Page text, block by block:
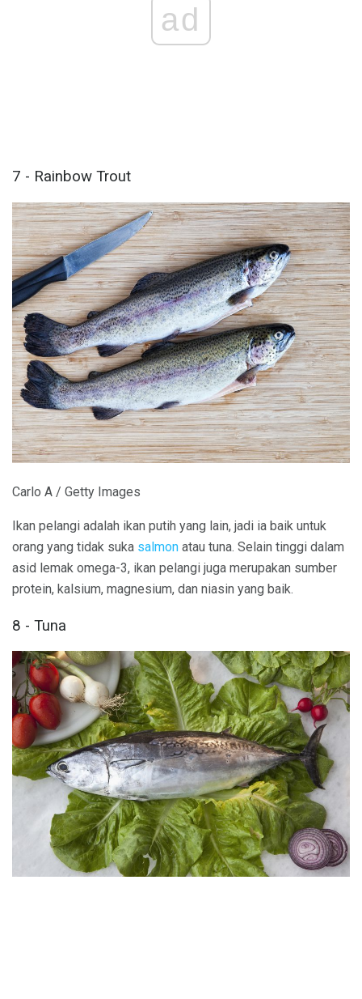
ad
7 - Rainbow Trout
Carlo A / Getty Images
Ikan pelangi adalah ikan putih yang lain, jadi ia baik untuk
orang yang tidak suka salmon atau tuna. Selain tinggi dalam
asid lemak omega-3, ikan pelangi juga merupakan sumber
protein, kalsium, magnesium, dan niasin yang baik.
8 - Tuna